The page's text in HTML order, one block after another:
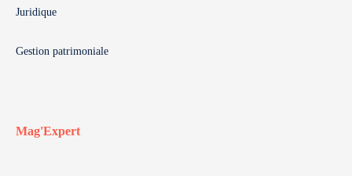
Juridique
Gestion patrimoniale
Mag'Expert